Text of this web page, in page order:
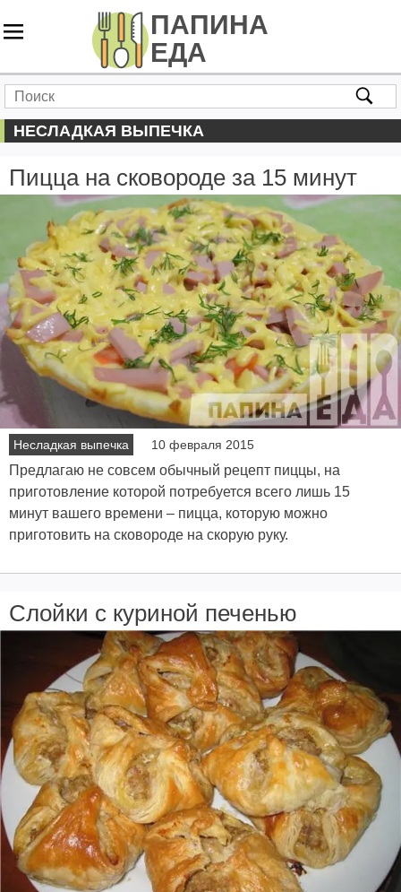
НЕСЛАДКАЯ ВЫПЕЧКА
Пицца на сковороде за 15 минут
Несладкая выпечка 10 февраля 2015
Предлагаю не совсем обычный рецепт пиццы, на
приготовление которой потребуется всего лишь 15
минут вашего времени – пицца, которую можно
приготовить на сковороде на скорую руку.
Слойки с куриной печенью